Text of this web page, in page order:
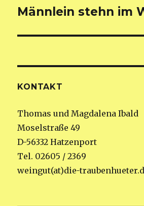
Männlein stehn im
KONTAKT
Thomas und Magdalena Ibald
Moselstraße 49
D-56332 Hatzenport
Tel. 02605 / 2369
weingut(at)die-